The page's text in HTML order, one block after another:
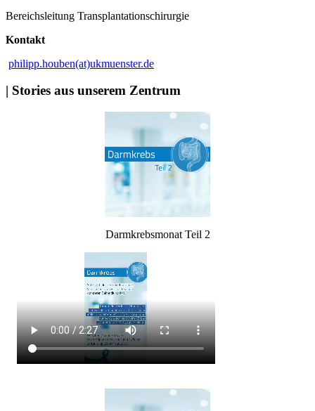
Bereichsleitung Transplantationschirurgie
Kontakt
philipp.houben(at)ukmuenster.de
| Stories aus unserem Zentrum
Darmkrebsmonat Teil 2